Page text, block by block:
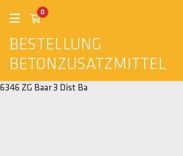
BESTELLUNG
BETONZUSATZMITTEL
0
6346 ZG Baar 3 Dist Ba